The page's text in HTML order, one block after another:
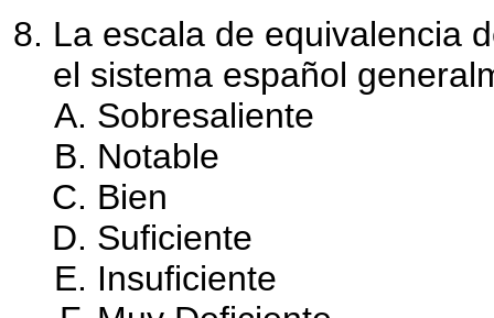
La escala de equivalencia
el sistema español
Sobresaliente
Notable
Bien
Suficiente
Insuficiente